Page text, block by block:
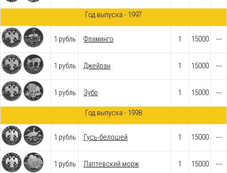
Год выпуска - 1997
1 рубль Фламинго 1 15000 ---
1 рубль Джейран 1 15000 ---
1 рубль Зубр 1 15000 ---
Год выпуска - 1998
1 рубль Гусь-белошей 1 15000 ---
1 рубль Лаптевский морж 1 15000 ---